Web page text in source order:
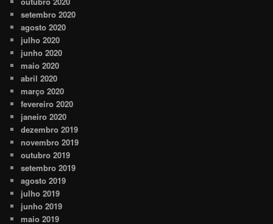
setembro 2020
agosto 2020
julho 2020
junho 2020
maio 2020
abril 2020
março 2020
fevereiro 2020
janeiro 2020
dezembro 2019
novembro 2019
outubro 2019
setembro 2019
agosto 2019
julho 2019
junho 2019
maio 2019